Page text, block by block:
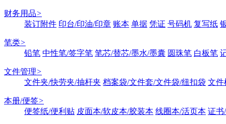
财务用品>
装订附件 印台/印油/印章 账本 单据 凭证 号码机 复写纸
笔类>
铅笔 中性笔/签字笔 笔芯/替芯/墨水/墨囊 圆珠笔 白板笔
文件管理>
文件夹/快劳夹/抽杆夹 档案袋/文件套/文件袋/纽扣袋 文件
本册/便签>
便签纸/便利贴 皮面本/软皮本/胶装本 线圈本/活页本 证书